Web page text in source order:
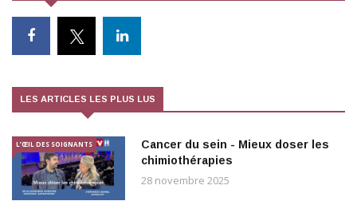
LES ARTICLES LES PLUS LUS
L’ŒIL DES SOIGNANTS
Cancer du sein - Mieux doser les
chimiothérapies
28 novembre 2025